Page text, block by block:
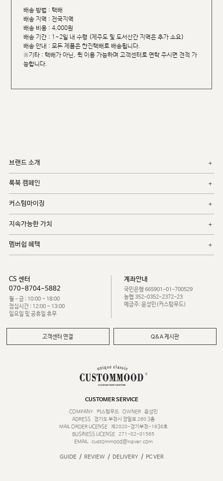
배송 방법 : 택배
배송 지역 : 전국지역
배송 비용 : 4,000원
배송 기간 : 1~2일 내 수령 (제주도 및 도서산간 지역은 추가 소요)
배송 안내 : 모든 제품은 한진택배로 배송됩니다.
※기타 : 택배가 아닌, 퀵 이용 가능하며 고객센터로 연락 주시면 견적 가
능합니다.
브랜드 소개
룩북 캠페인
커스텀마이징
지속가능한 가치
멤버쉽 혜택
CS 센터
070-8704-5882
월 - 금 : 10:00 ~ 18:00
점심시간 : 12:00 ~ 13:00
일요일 및 공휴일 휴무
계좌안내
국민은행 665901-01-700529
농협 352-0352-2372-23
예금주: 윤성민(커스텀무드)
고객센터 연결 Q&A 게시판
CUSTOMER SERVICE
COMPANY
커스텀무드 OWNER
윤성민
ADRESS
경기도 부천시 장말로 260 3층
MAIL ORDER LICENSE
제2020-경기부천-1936호
BUSINESS LICENSE 271-02-01565
EMAIL
custommood@naver.com
GUIDE / REVIEW / DELIVERY / PC VER